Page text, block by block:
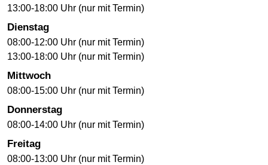
13:00-18:00 Uhr (nur mit Termin)
Dienstag
08:00-12:00 Uhr (nur mit Termin)
13:00-18:00 Uhr (nur mit Termin)
Mittwoch
08:00-15:00 Uhr (nur mit Termin)
Donnerstag
08:00-14:00 Uhr (nur mit Termin)
Freitag
08:00-13:00 Uhr (nur mit Termin)